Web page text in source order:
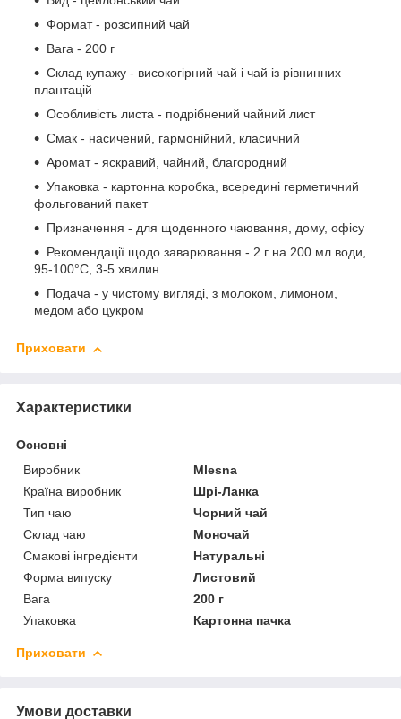
Формат - розсипний чай
Вага - 200 г
Склад купажу - високогірний чай і чай із рівнинних
плантацій
Особливість листа - подрібнений чайний лист
Смак - насичений, гармонійний, класичний
Аромат - яскравий, чайний, благородний
Упаковка - картонна коробка, всередині герметичний
фольгований пакет
Призначення - для щоденного чаювання, дому, офісу
Рекомендації щодо заварювання - 2 г на 200 мл води,
95-100°C, 3-5 хвилин
Подача - у чистому вигляді, з молоком, лимоном,
медом або цукром
Приховати
Характеристики
Основні
Виробник
Mlesna
Країна виробник
Шрі-Ланка
Тип чаю
Чорний чай
Склад чаю
Моночай
Смакові інгредієнти
Натуральні
Форма випуску
Листовий
Вага
200 г
Упаковка
Картонна пачка
Приховати
Умови доставки